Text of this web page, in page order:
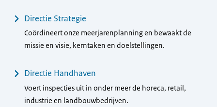
Directie Strategie
Coördineert onze meerjarenplanning en bewaakt de
missie en visie, kerntaken en doelstellingen.
Directie Handhaven
Voert inspecties uit in onder meer de horeca, retail,
industrie en landbouwbedrijven.